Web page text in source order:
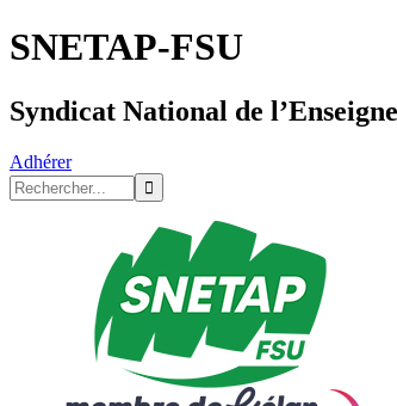
SNETAP-FSU
Syndicat National de
Adhérer